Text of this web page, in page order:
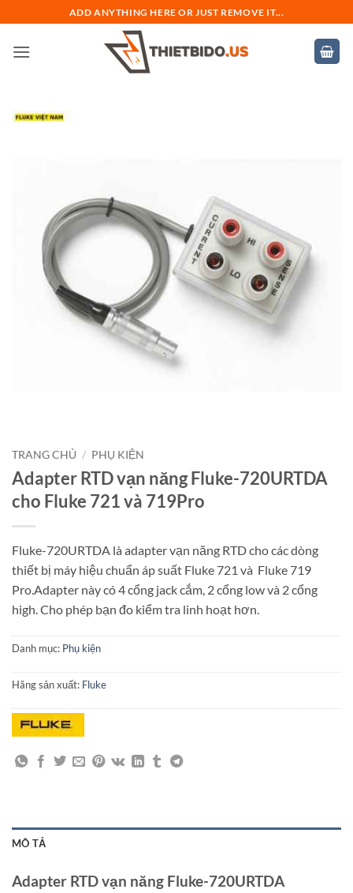
qua
nội
ADD ANYTHING HERE OR JUST REMOVE IT...
TRANG CHỦ / PHỤ KIỆN
Adapter RTD vạn năng Fluke-720URTDA
cho Fluke 721 và 719Pro
Fluke-720URTDA là adapter vạn năng RTD cho các dòng
thiết bị máy hiệu chuẩn áp suất Fluke 721 và Fluke 719
Pro.Adapter này có 4 cổng jack cắm, 2 cổng low và 2 cổng
high. Cho phép bạn đo kiểm tra linh hoạt hơn.
Danh mục: Phụ kiện
Hãng sản xuất: Fluke
MÔ TẢ
Adapter RTD vạn năng Fluke-720URTDA